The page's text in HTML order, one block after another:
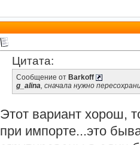
Цитата:
Сообщение от Barkoff
g_alina, сначала нужно
Этот вариант хорош,
при импорте...это